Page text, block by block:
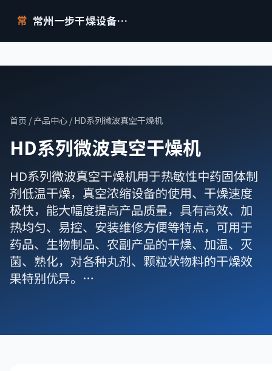
常 常州一步干燥设备有限公司
首页 / 产品中心 / HD系列微波真空干燥机
HD系列微波真空干燥机
HD系列微波真空干燥机用于热敏性中药固体制
剂低温干燥，真空浓缩设备的使用、干燥速度
极快，能大幅度提高产品质量，具有高效、加
热均匀、易控、安装维修方便等特点，可用于
药品、生物制品、农副产品的干燥、加温、灭
菌、熟化，对各种丸剂、颗粒状物料的干燥效
果特别优异。…